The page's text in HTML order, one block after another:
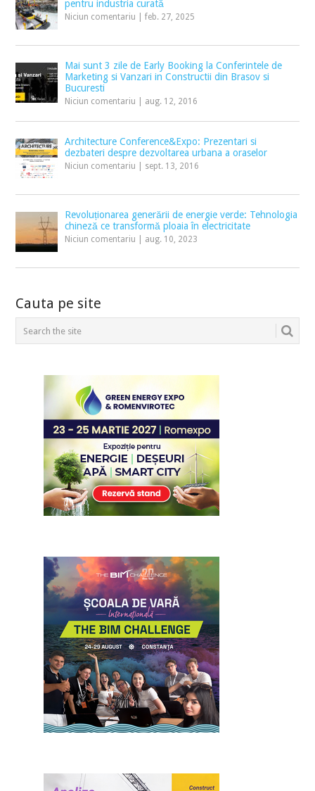
pentru industria curată
Niciun comentariu |feb. 27, 2025
Mai sunt 3 zile de Early Booking la Conferintele de
Marketing si Vanzari in Constructii din Brasov si
Bucuresti
Niciun comentariu aug. 12, 2016
Architecture Conference&Expo: Prezentari si
dezbateri despre dezvoltarea urbana a oraselor
Niciun comentariu sept. 13, 2016
Revoluționarea generării de energie verde: Tehnologia
chineză ce transformă ploaia în electricitate
Niciun comentariu aug. 10, 2023
Cauta pe site